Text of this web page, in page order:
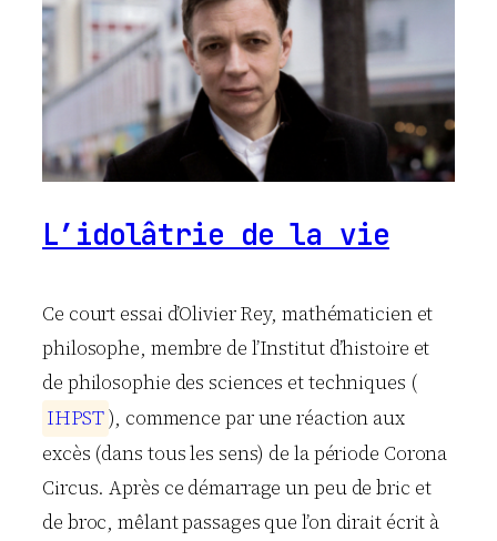
L’idolâtrie de la vie
Ce court essai d’Olivier Rey, mathématicien et
philosophe, membre de l’Institut d’histoire et
de philosophie des sciences et techniques (
IHPST), commence par une réaction aux
excès (dans tous les sens) de la période Corona
Circus. Après ce démarrage un peu de bric et
de broc, mêlant passages que l’on dirait écrit à